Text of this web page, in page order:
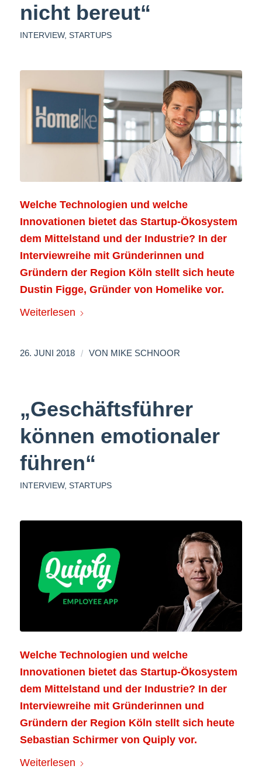
nicht bereut“
INTERVIEW, STARTUPS
Welche Technologien und welche
Innovationen bietet das Startup-Ökosystem
dem Mittelstand und der Industrie? In der
Interviewreihe mit Gründerinnen und
Gründern der Region Köln stellt sich heute
Dustin Figge, Gründer von Homelikevor.
Weiterlesen
26. JUNI 2018 / VON MIKE SCHNOOR
„Geschäftsführer
können emotionaler
führen“
INTERVIEW, STARTUPS
Welche Technologien und welche
Innovationen bietet das Startup-Ökosystem
dem Mittelstand und der Industrie? In der
Interviewreihe mit Gründerinnen und
Gründern der Region Köln stellt sich heute
Sebastian Schirmer von Quiply vor.
Weiterlesen